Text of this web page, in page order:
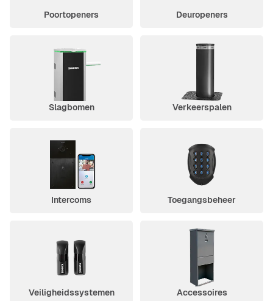
Poortopeners Deuropeners
Slagbomen Verkeerspalen
Intercoms Toegangsbeheer
Veiligheidssystemen Accessoires